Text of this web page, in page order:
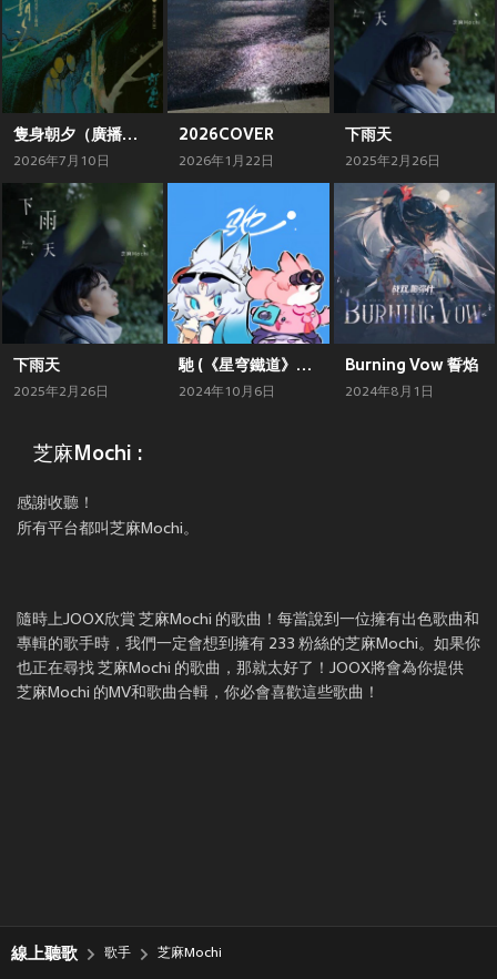
隻身朝夕（廣播劇《燈花笑》主題曲）
2026年7月10日
2026COVER
2026年1月22日
下雨天
2025年2月26日
下雨天
2025年2月26日
馳 (《星穹鐵道》原創曲)
2024年10月6日
Burning Vow 誓焰
2024年8月1日
芝麻Mochi :
感謝收聽！
所有平台都叫芝麻Mochi。
隨時上JOOX欣賞 芝麻Mochi 的歌曲！每當說到一位擁有出色歌曲和
專輯的歌手時，我們一定會想到擁有 233 粉絲的芝麻Mochi。如果你
也正在尋找 芝麻Mochi 的歌曲，那就太好了！JOOX將會為你提供
芝麻Mochi 的MV和歌曲合輯，你必會喜歡這些歌曲！
線上聽歌 歌手 芝麻Mochi